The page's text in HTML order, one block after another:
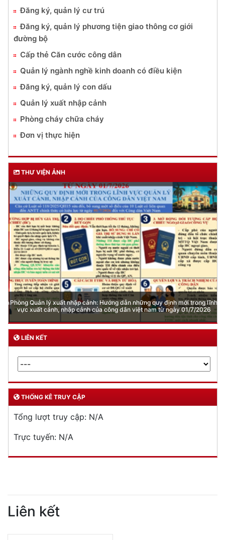
DỊCH VỤ CÔNG
Lĩnh vực quản lý vũ khí, vật liệu nổ, công cụ hỗ trợ
Đăng ký, quản lý cư trú
Đăng ký, quản lý phương tiện giao thông cơ giới
Đăng ký, quản lý con dấu
Quản lý xuất nhập cảnh